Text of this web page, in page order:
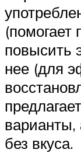
(помогает
повысить
нее (для
варианты,
без вкуса.